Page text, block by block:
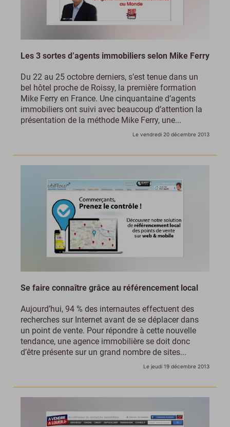
Les 3 sortes d’agents immobiliers selon Mike Ferry
Du 22 au 25 octobre derniers, s’est tenue dans un
bel hôtel proche de Roissy, la première formation
Mike Ferry en France. Une cinquantaine d’agents
immobiliers ont suivi avec beaucoup d’attention la
présentation de la méthode Mike Ferry, une...
Le vendredi 20 décembre 2013
Se faire connaître grâce au référencement local
Aujourd’hui, 94 % des internautes effectuent des
recherches sur Internet avant de se déplacer dans
un point de vente. Pour répondre à cette nouvelle
tendance, une agence immobilière se doit donc
d’être présente sur un grand nombre de sites...
Le jeudi 19 décembre 2013